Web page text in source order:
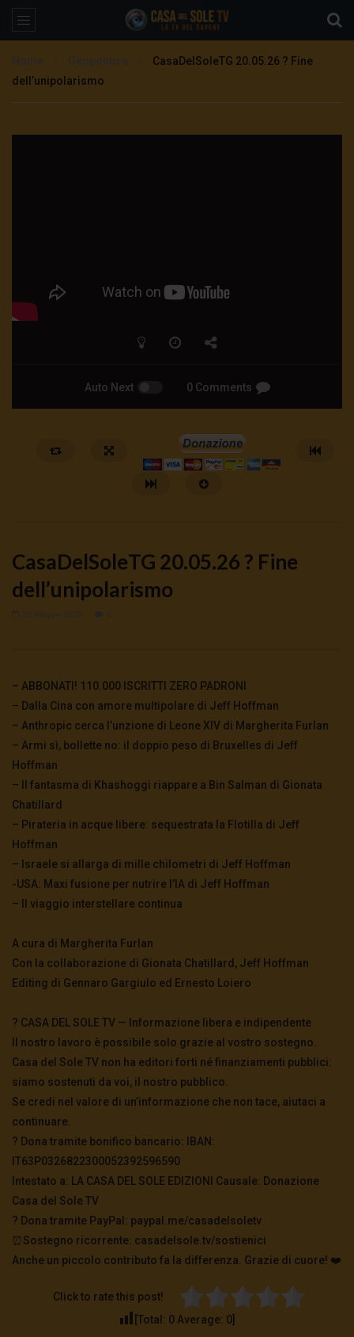
CasaDelSoleTG 20.05.26 ? Fine
dell’unipolarismo
Auto Next 0 Comments
0
36 0
CasaDelSoleTG 20.05.26 ? Fine
dell’unipolarismo
– ABBONATI! 110.000 ISCRITTI ZERO PADRONI
– Dalla Cina con amore multipolare di Jeff Hoffman
– Anthropic cerca l’unzione di Leone XIV di Margherita Furlan
– Armi sì, bollette no: il doppio peso di Bruxelles di Jeff
Hoffman
– Il fantasma di Khashoggi riappare a Bin Salman di Gionata
Chatillard
– Pirateria in acque libere: sequestrata la Flotilla di Jeff
Hoffman
– Israele si allarga di mille chilometri di Jeff Hoffman
-USA: Maxi fusione per nutrire l’IA di Jeff Hoffman
– Il viaggio interstellare continua
A cura di Margherita Furlan
Con la collaborazione di Gionata Chatillard, Jeff Hoffman
Editing di Gennaro Gargiulo ed Ernesto Loiero
? CASA DEL SOLE TV — Informazione libera e indipendente
Il nostro lavoro è possibile solo grazie al vostro sostegno.
Casa del Sole TV non ha editori forti né finanziamenti pubblici:
siamo sostenuti da voi, il nostro pubblico.
Se credi nel valore di un’informazione che non tace, aiutaci a
continuare.
? Dona tramite bonifico bancario: IBAN:
IT63P0326822300052392596590
Intestato a: LA CASA DEL SOLE EDIZIONI Causale: Donazione
Casa del Sole TV
?️ Dona tramite PayPal: paypal.me/casadelsoletv
⏰Sostegno ricorrente: casadelsole.tv/sostienici
Anche un piccolo contributo fa la differenza. Grazie di cuore! ❤️
Click to rate this post!
[Total: 0 Average: 0